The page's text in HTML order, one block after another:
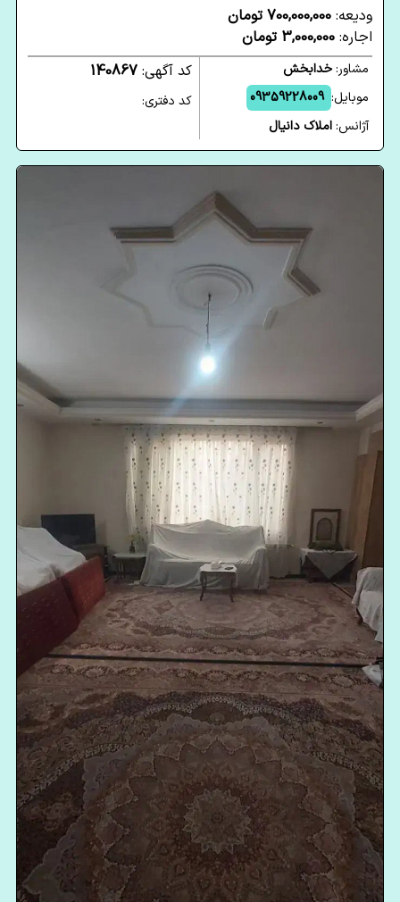
ودیعه: 700,000,000 تومان
اجاره: 3,000,000 تومان
مشاور:خدابخش
موبایل: 09359228009
آژانس:املاک دانیال
کد آگهی: 140867
کد دفتری: